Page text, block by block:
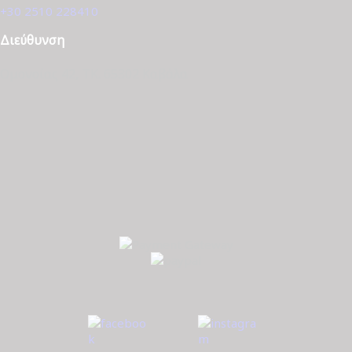
+30 2510 228410
Διεύθυνση